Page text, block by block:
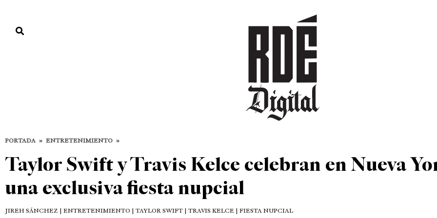
DEPORTES CULTURA ENTRETENIMIENTO
PORTADA » ENTRETENIMIENTO »
Taylor Swift y Travis Kelce celebran en Nueva
una exclusiva fiesta nupcial
JIREH SÁNCHEZ | ENTRETENIMIENTO | TAYLOR SWIFT | TRAVIS KELCE | FIESTA NUPCIAL